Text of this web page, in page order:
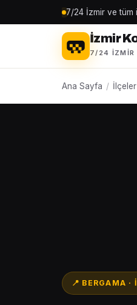
7/24 İzmir ve tüm
İzmir
7/24 İZMIR
Ana Sayfa / İlçeler
📍 BERGAMA ·